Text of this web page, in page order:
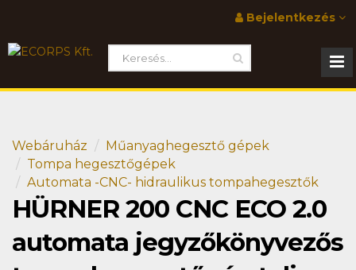
Bejelentkezés
Webáruház
Műanyaghegesztő gépek
Tompa hegesztőgépek
Automata -CNC- hidraulikus tompahegesztők
HÜRNER 200 CNC ECO 2.0
automata jegyzőkönyvezős